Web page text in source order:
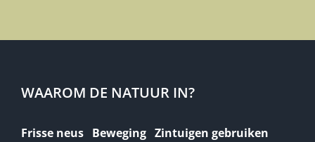
WAAROM DE NATUUR IN?
Frisse neus Beweging Zintuigen gebruiken